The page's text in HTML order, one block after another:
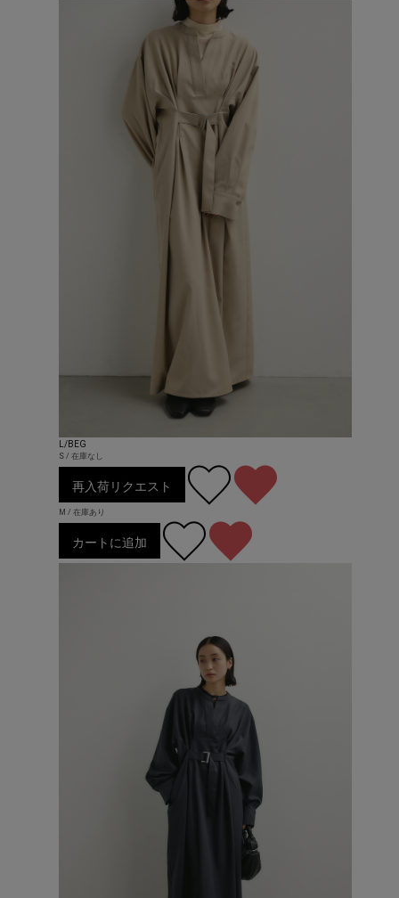
L/BEG
S / 在庫なし
再入荷リクエスト
M / 在庫あり
カートに追加